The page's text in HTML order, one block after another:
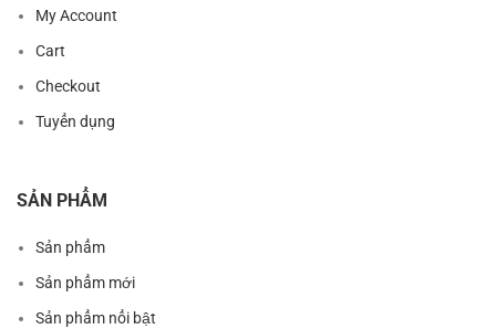
My Account
Cart
Checkout
Tuyển dụng
SẢN PHẨM
Sản phẩm
Sản phẩm mới
Sản phẩm nổi bật